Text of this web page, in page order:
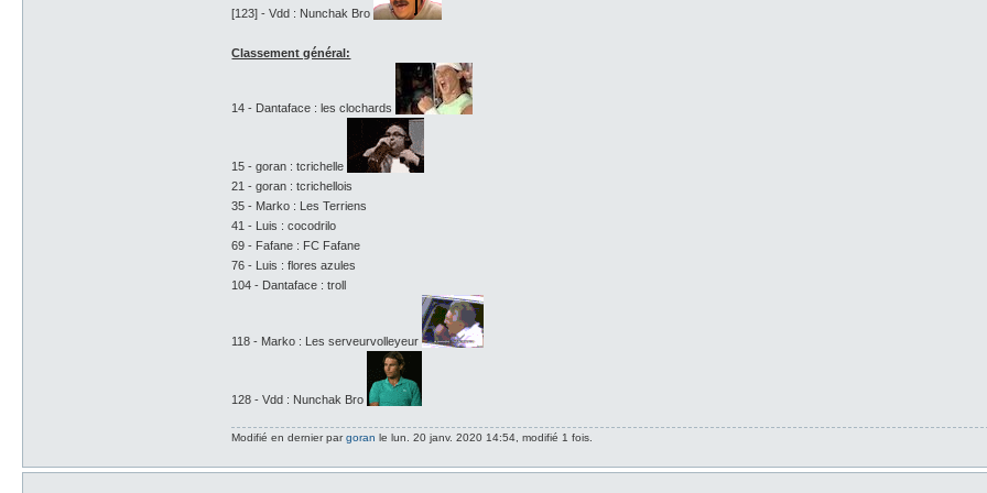
[123] - Vdd : Nunchak Bro
Classement général:
14 - Dantaface : les clochards
15 - goran : tcrichelle
21 - goran : tcrichellois
35 - Marko : Les Terriens
41 - Luis : cocodrilo
69 - Fafane : FC Fafane
76 - Luis : flores azules
104 - Dantaface : troll
118 - Marko : Les serveurvolleyeur
128 - Vdd : Nunchak Bro
Modifié en dernier pargoran le lun. 20 janv. 2020 14:54, modifié 1 fois.